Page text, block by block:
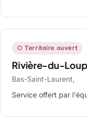
○ Territoire ouvert
Rivière-du-Loup
Bas-Saint-Laurent,
Service offert par